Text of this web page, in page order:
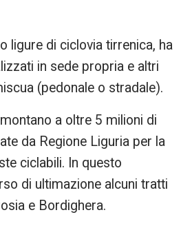
ligure di ciclovia tirrenica, ha
in sede propria e altri
(pedonale o stradale).
a oltre 5 milioni di
da Regione Liguria per la
ciclabili. In questo
di ultimazione alcuni tratti
e Bordighera.